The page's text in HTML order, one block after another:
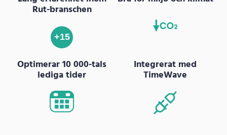
Rut-branschen
+15
Optimerar 10 000-tals
lediga tider
Integrerat med
TimeWave